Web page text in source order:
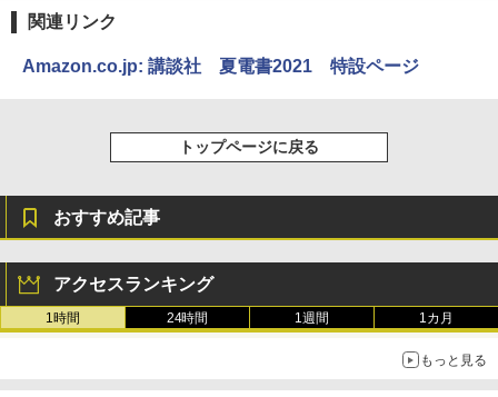
関連リンク
Amazon.co.jp: 講談社 夏電書2021 特設ページ
トップページに戻る
おすすめ記事
アクセスランキング
1時間 24時間 1週間 1カ月
もっと見る